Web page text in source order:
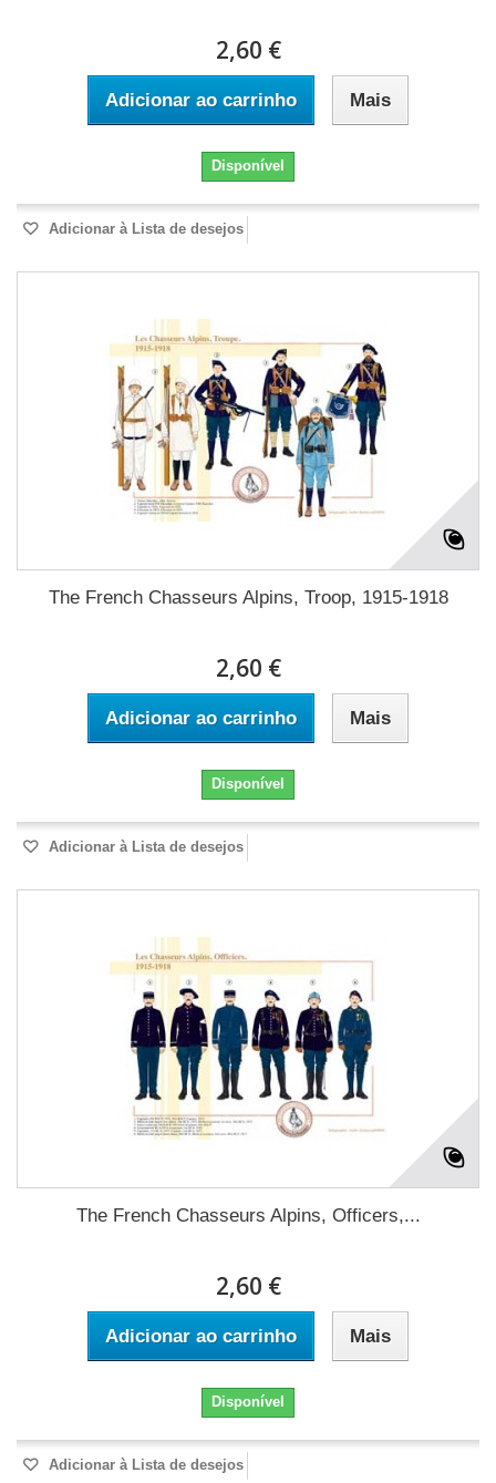
2,60 €
Adicionar ao carrinho Mais
Disponível
Adicionar à Lista de desejos
The French Chasseurs Alpins, Troop, 1915-1918
2,60 €
Adicionar ao carrinho Mais
Disponível
Adicionar à Lista de desejos
The French Chasseurs Alpins, Officers,...
2,60 €
Adicionar ao carrinho Mais
Disponível
Adicionar à Lista de desejos